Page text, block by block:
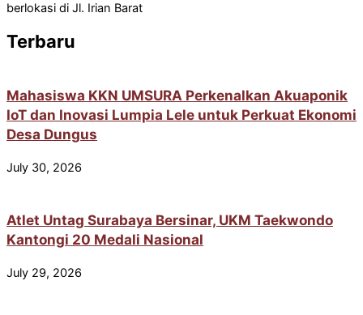
berlokasi di Jl. Irian Barat
Terbaru
Mahasiswa KKN UMSURA Perkenalkan Akuaponik
IoT dan Inovasi Lumpia Lele untuk Perkuat Ekonomi
Desa Dungus
July 30, 2026
Atlet Untag Surabaya Bersinar, UKM Taekwondo
Kantongi 20 Medali Nasional
July 29, 2026